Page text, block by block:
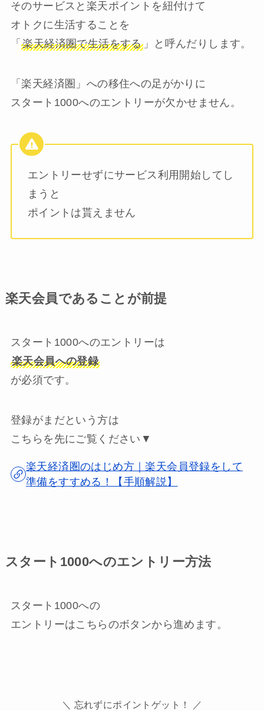
そのサービスと楽天ポイントを紐付けて
オトクに生活することを
「楽天経済圏で生活をする」と呼んだりします。
「楽天経済圏」への移住への足がかりに
スタート1000へのエントリーが欠かせません。
エントリーせずにサービス利用開始してし
まうと
ポイントは貰えません
楽天会員であることが前提
スタート1000へのエントリーは
楽天会員への登録
が必須です。
登録がまだという方は
こちらを先にご覧ください▼
楽天経済圏のはじめ方｜楽天会員登録をして
準備をすすめる！【手順解説】
スタート1000へのエントリー方法
スタート1000への
エントリーはこちらのボタンから進めます。
＼ 忘れずにポイントゲット！ ／